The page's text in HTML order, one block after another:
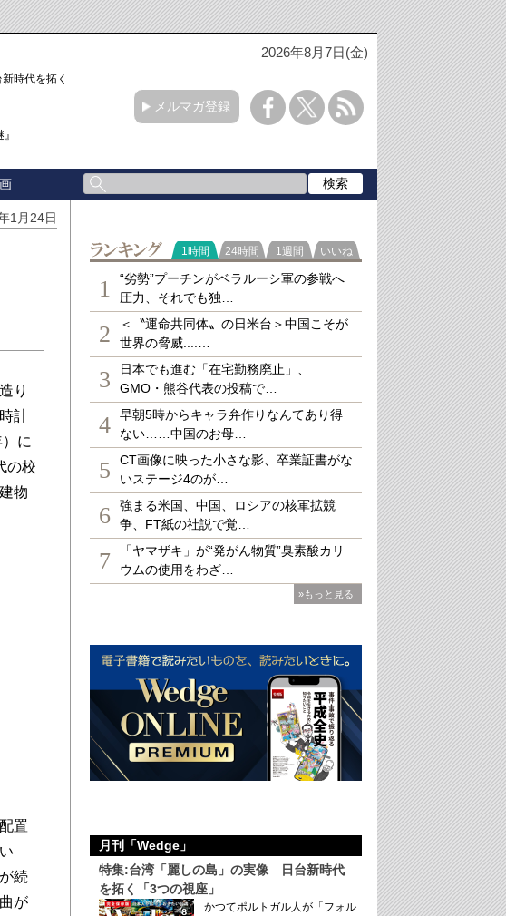
2026年8月7日(金)
時代を拓く「3
メルマガ登録
1月24日
り
計
に
の校
物
置
続
が
ランキング
1時間 24時間 1週間 いいね
1
“劣勢”プーチンがベラルーシ軍の参戦へ
圧力、それでも独…
2
＜〝運命共同体〟の日米台＞中国こそが
世界の脅威....…
3
日本でも進む「在宅勤務廃止」、
GMO・熊谷代表の投稿で…
4
早朝5時からキャラ弁作りなんてあり得
ない……中国のお母…
5
CT画像に映った小さな影、卒業証書がな
いステージ4のが…
6
強まる米国、中国、ロシアの核軍拡競
争、FT紙の社説で覚…
7
「ヤマザキ」が“発がん物質”臭素酸カリ
ウムの使用をわざ…
»もっと見る
月刊「Wedge」
特集:台湾「麗しの島」の実像 日台新時代
を拓く「3つの視座」
かつてポルトガル人が「フォル